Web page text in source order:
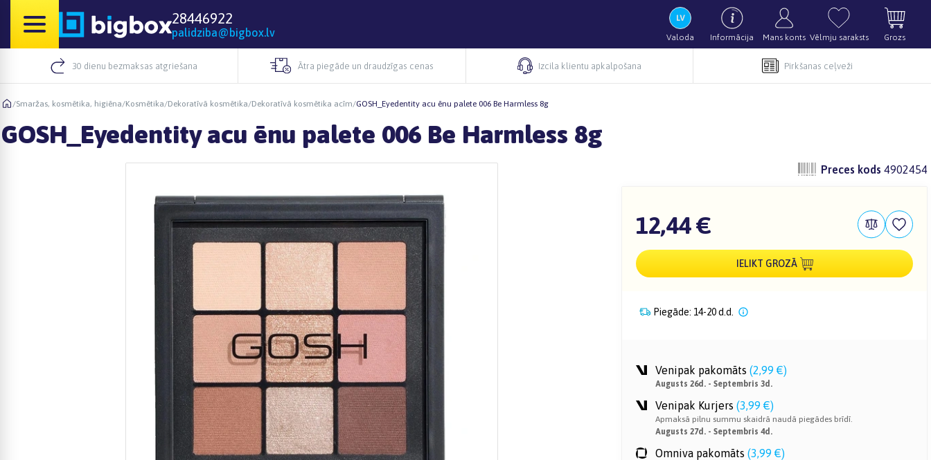
28446922
palidziba@bigbox.lv Valoda Informācija Mans konts Vēlmju saraksts Grozs
30 dienu bezmaksas atgriešana Ātra piegāde un draudzīgas cenas Izcila klientu apkalpošana Pirkšanas ceļveži
/Smaržas, kosmētika, higiēna/Kosmētika/Dekoratīvā kosmētika/Dekoratīvā kosmētika acīm/GOSH_Eyedentity acu ēnu palete 006 Be Harmless 8g
GOSH_Eyedentity acu ēnu palete 006 Be Harmless 8g
Preces kods 4902454
12,44 €
IELIKT GROZĀ
Piegāde: 14-20 d.d.
Venipak pakomāts (2,99 €)
Augusts 26d. - Septembris 3d.
Venipak Kurjers (3,99 €)
Apmaksā pilnu summu skaidrā naudā piegādes brīdī.
Augusts 27d. - Septembris 4d.
Omniva pakomāts (3,99 €)